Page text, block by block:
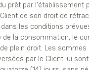
prêt par l'établissement
de son droit de
les conditions
de la consommation, le
plein droit. Les sommes
par le Client lui